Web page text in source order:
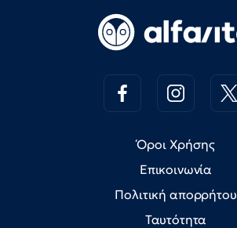
Όροι Χρήσης
Επικοινωνία
Πολιτική απορρήτου
Ταυτότητα